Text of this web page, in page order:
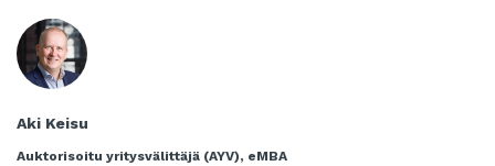
Aki Keisu
Auktorisoitu yritysvälittäjä (AYV), eMBA